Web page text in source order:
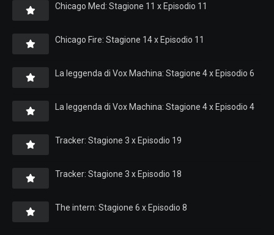
Chicago Med: Stagione 11 x Episodio 11
Chicago Fire: Stagione 14 x Episodio 11
La leggenda di Vox Machina: Stagione 4 x Episodio 6
La leggenda di Vox Machina: Stagione 4 x Episodio 4
Tracker: Stagione 3 x Episodio 19
Tracker: Stagione 3 x Episodio 18
The intern: Stagione 6 x Episodio 8